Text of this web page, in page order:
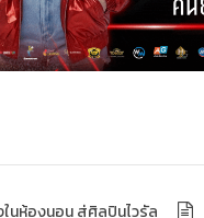
ในห้องนอน สู่ศิลปินไวรัล